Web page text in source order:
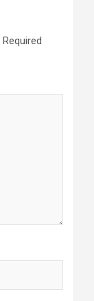
Required